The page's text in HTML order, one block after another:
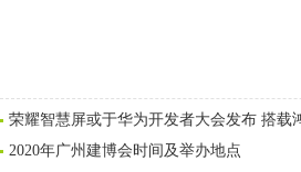
荣耀智慧屏或于华为开发者大会发布 搭载
2020年广州建博会时间及举办地点